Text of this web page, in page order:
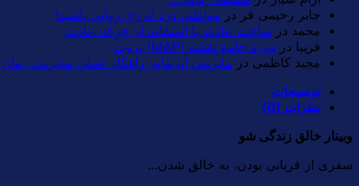
جابر رحیمی فر در مواظب دزد انرژی روانی باشید!
محمد در ساخت عادت با استفاده از چرخه عادت
فریبا در دوره جامع نقشه (MAP) ثروت
مجید کاظمی در ماتریس آیزنهاور راهکار عملی مدیریت زمان
توضیحات
نظرات (0)
وبینار خالق زندگی شو
سفری از قربانی بودن، به خالق شدن…